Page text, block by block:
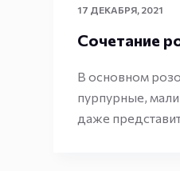
17 ДЕКАБРЯ, 2021
Сочетание
В основном
пурпурные,
даже